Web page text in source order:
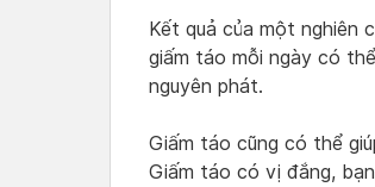
Kết quả của một nghiên
giấm táo mỗi ngày có
nguyên phát.
Giấm táo cũng có thể
Giấm táo có vị đắng,